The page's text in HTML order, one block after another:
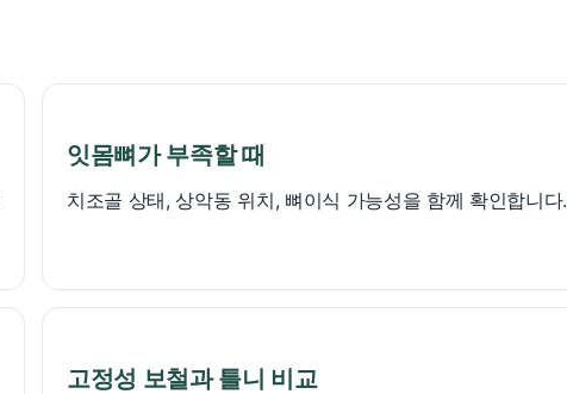
잇몸뼈가 부족할 때
치조골 상태, 상악동 위치, 뼈이식 가능성을 함께 확인합니다.
고정성 보철과 틀니 비교